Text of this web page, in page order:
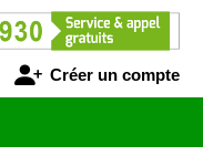
Créer un compte